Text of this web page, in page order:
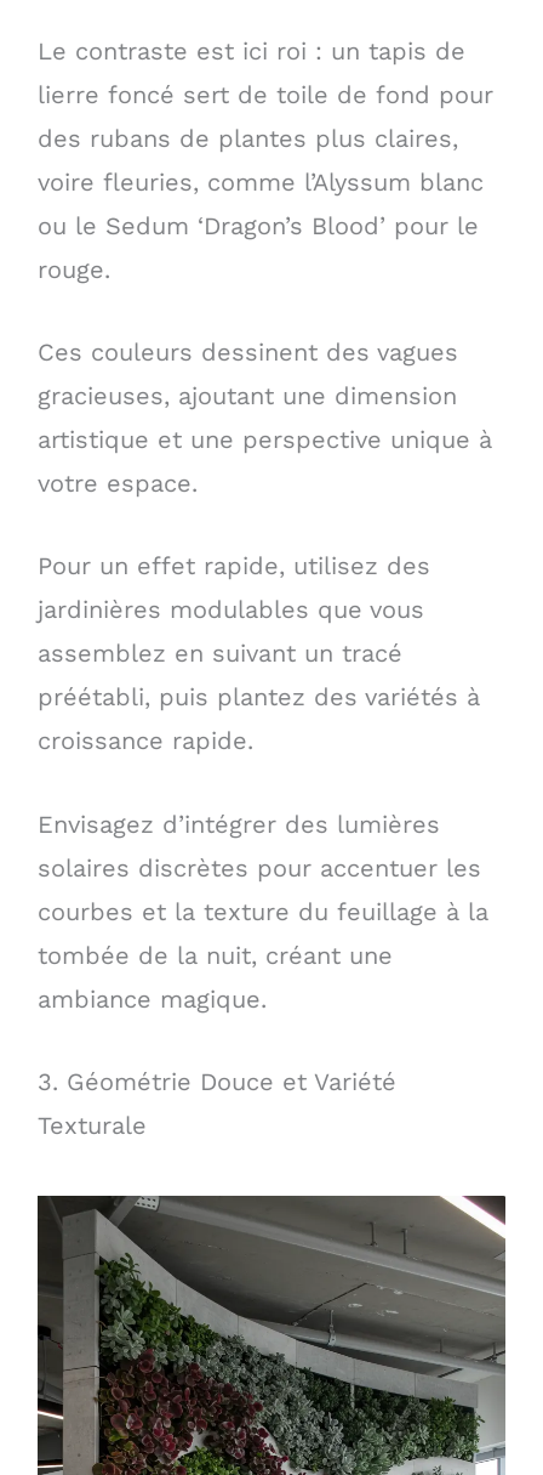
Le contraste est ici roi : un tapis de
lierre foncé sert de toile de fond pour
des rubans de plantes plus claires,
voire fleuries, comme l’Alyssum blanc
ou le Sedum ‘Dragon’s Blood’ pour le
rouge.
Ces couleurs dessinent des vagues
gracieuses, ajoutant une dimension
artistique et une perspective unique à
votre espace.
Pour un effet rapide, utilisez des
jardinières modulables que vous
assemblez en suivant un tracé
préétabli, puis plantez des variétés à
croissance rapide.
Envisagez d’intégrer des lumières
solaires discrètes pour accentuer les
courbes et la texture du feuillage à la
tombée de la nuit, créant une
ambiance magique.
3. Géométrie Douce et Variété
Texturale